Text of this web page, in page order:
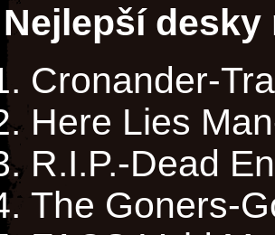
Nejlepší desky
Cronander-
Here Lies
R.I.P.-Dead
The Goners-